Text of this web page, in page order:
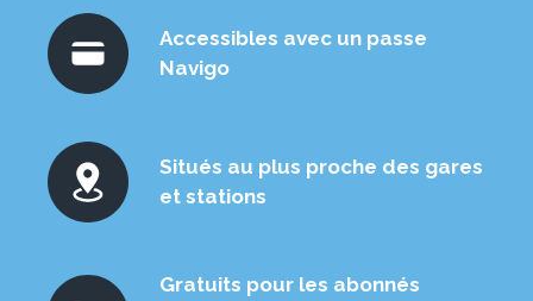
Accessibles avec un passe
Navigo
Situés au plus proche des gares
et stations
Gratuits pour les abonnés